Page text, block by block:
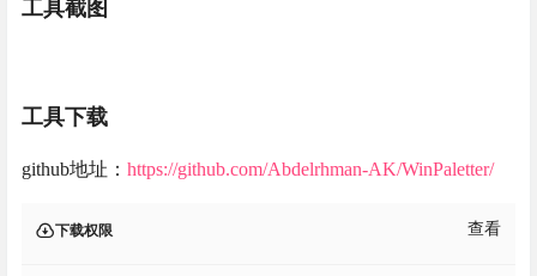
工具截图
工具下载
github地址： https://github.com/Abdelrhman-AK/WinPaletter/
下载权限 查看